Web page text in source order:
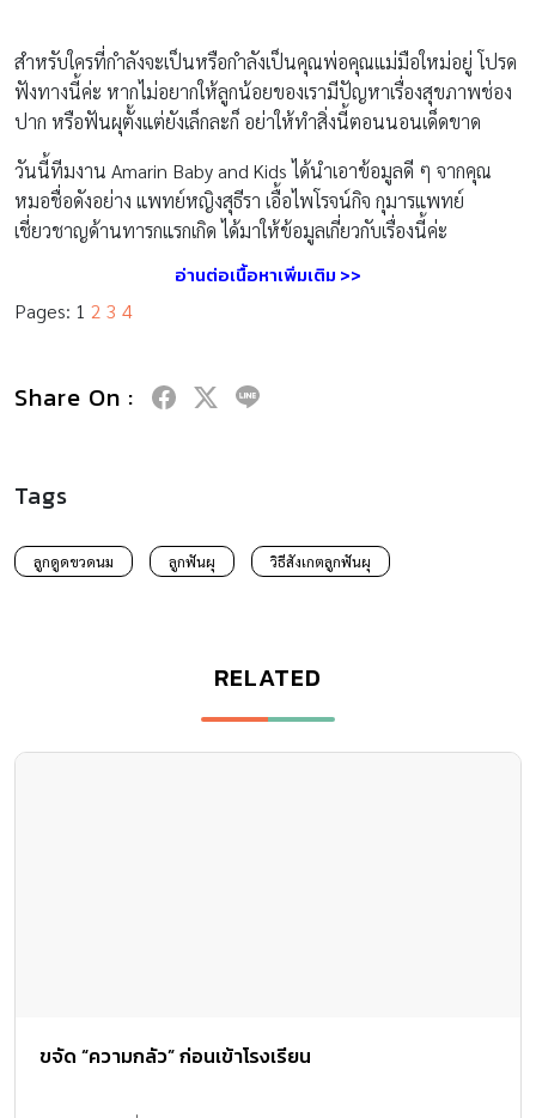
สำหรับใครที่กำลังจะเป็นหรือกำลังเป็นคุณพ่อคุณแม่มือใหม่อยู่ โปรด
ฟังทางนี้ค่ะ หากไม่อยากให้ลูกน้อยของเรามีปัญหาเรื่องสุขภาพช่อง
ปาก หรือฟันผุตั้งแต่ยังเล็กละก็ อย่าให้ทำสิ่งนี้ตอนนอนเด็ดขาด
วันนี้ทีมงาน Amarin Baby and Kids ได้นำเอาข้อมูลดี ๆ จากคุณ
หมอชื่อดังอย่าง แพทย์หญิงสุธีรา เอื้อไพโรจน์กิจ กุมารแพทย์
เชี่ยวชาญด้านทารกแรกเกิด ได้มาให้ข้อมูลเกี่ยวกับเรื่องนี้ค่ะ
อ่านต่อเนื้อหาเพิ่มเติม >>
Pages: 1 2 3 4
Share On :
Tags
ลูกดูดขวดนม ลูกฟันผุ วิธีสังเกตลูกฟันผุ
RELATED
ขจัด “ความกลัว” ก่อนเข้าโรงเรียน